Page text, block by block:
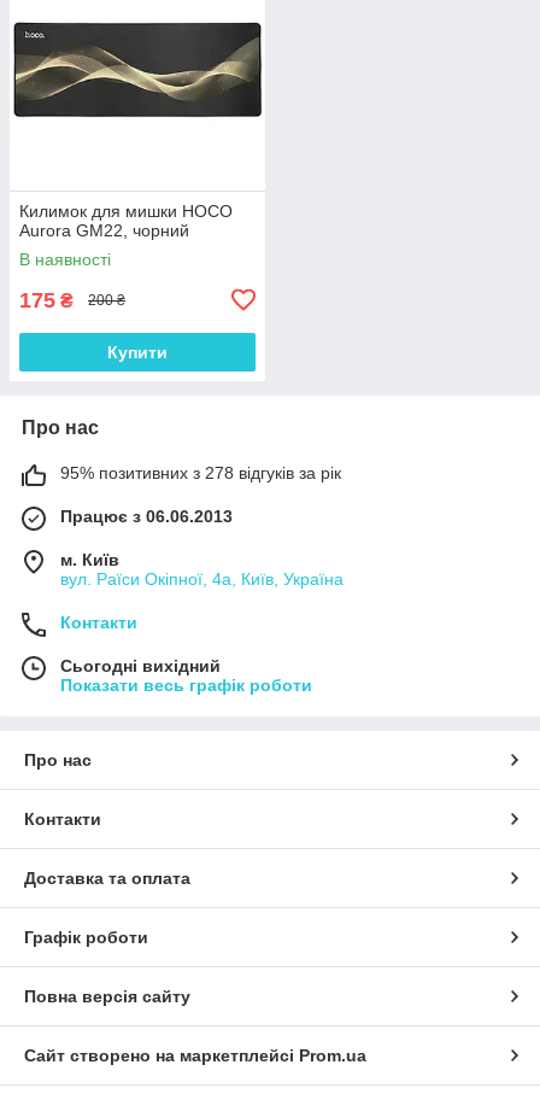
Килимок для мишки HOCO
Aurora GM22, чорний
В наявності
175 ₴ 200 ₴
Купити
Про нас
95% позитивних з 278 відгуків за рік
Працює з 06.06.2013
м. Київ
вул. Раїси Окіпної, 4а, Київ, Україна
Контакти
Сьогодні вихідний
Показати весь графік роботи
Про нас
Контакти
Доставка та оплата
Графік роботи
Повна версія сайту
Сайт створено на маркетплейсі Prom.ua